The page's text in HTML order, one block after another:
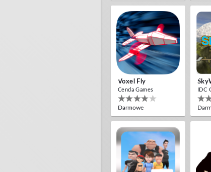
Voxel Fly
Cenda Games
Darmowe
IDC